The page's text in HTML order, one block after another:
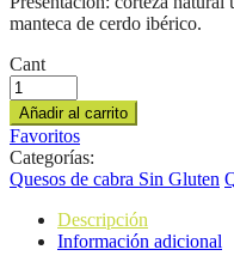
manteca de cerdo ibérico.
Cant
Añadir al carrito
Favoritos
Categorías:
Quesos de cabra Sin Gluten
Descripción
Información adicional